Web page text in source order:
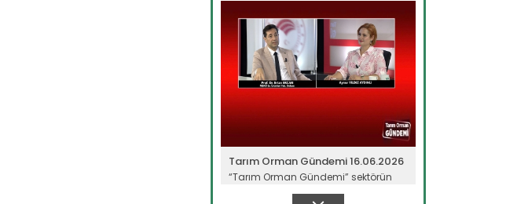
Tarım Orman Gündemi 16.06.2026
“Tarım Orman Gündemi” sektörün